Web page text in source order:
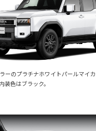
ーのプラチナホワイトパールマイ
装色はブラック。